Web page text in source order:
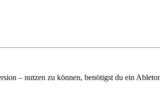
– nutzen zu können, benötigst du ein